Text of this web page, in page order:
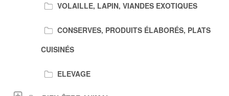
VOLAILLE, LAPIN, VIANDES EXOTIQUES
CONSERVES, PRODUITS ÉLABORÉS, PLATS
CUISINÉS
ELEVAGE